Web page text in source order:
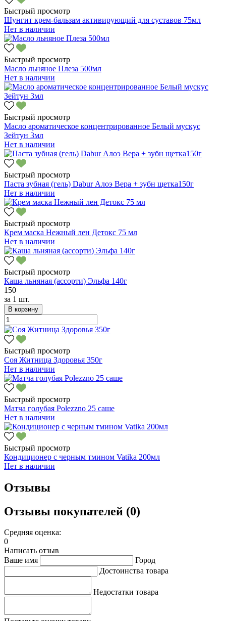
Быстрый просмотр
Шунгит крем-бальзам активирующий для суставов 75мл
Нет в наличии
Быстрый просмотр
Масло льняное Плеза 500мл
Нет в наличии
Быстрый просмотр
Масло ароматическое концентрированное Белый мускус
Зейтун 3мл
Нет в наличии
Быстрый просмотр
Паста зубная (гель) Dabur Алоэ Вера + зубн щетка150г
Нет в наличии
Быстрый просмотр
Крем маска Нежный лен Детокс 75 мл
Нет в наличии
Быстрый просмотр
Каша льняная (ассорти) Эльфа 140г
150
за 1 шт.
В корзину
Быстрый просмотр
Соя Житница Здоровья 350г
Нет в наличии
Быстрый просмотр
Матча голубая Polezzno 25 саше
Нет в наличии
Быстрый просмотр
Кондиционер с черным тмином Vatika 200мл
Нет в наличии
Отзывы
Отзывы покупателей (0)
Средняя оценка:
0
Написать отзыв
Ваше имя
Город
Достоинства товара
Недостатки товара